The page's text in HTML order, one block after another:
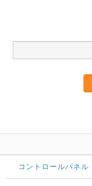
コントロールパネル